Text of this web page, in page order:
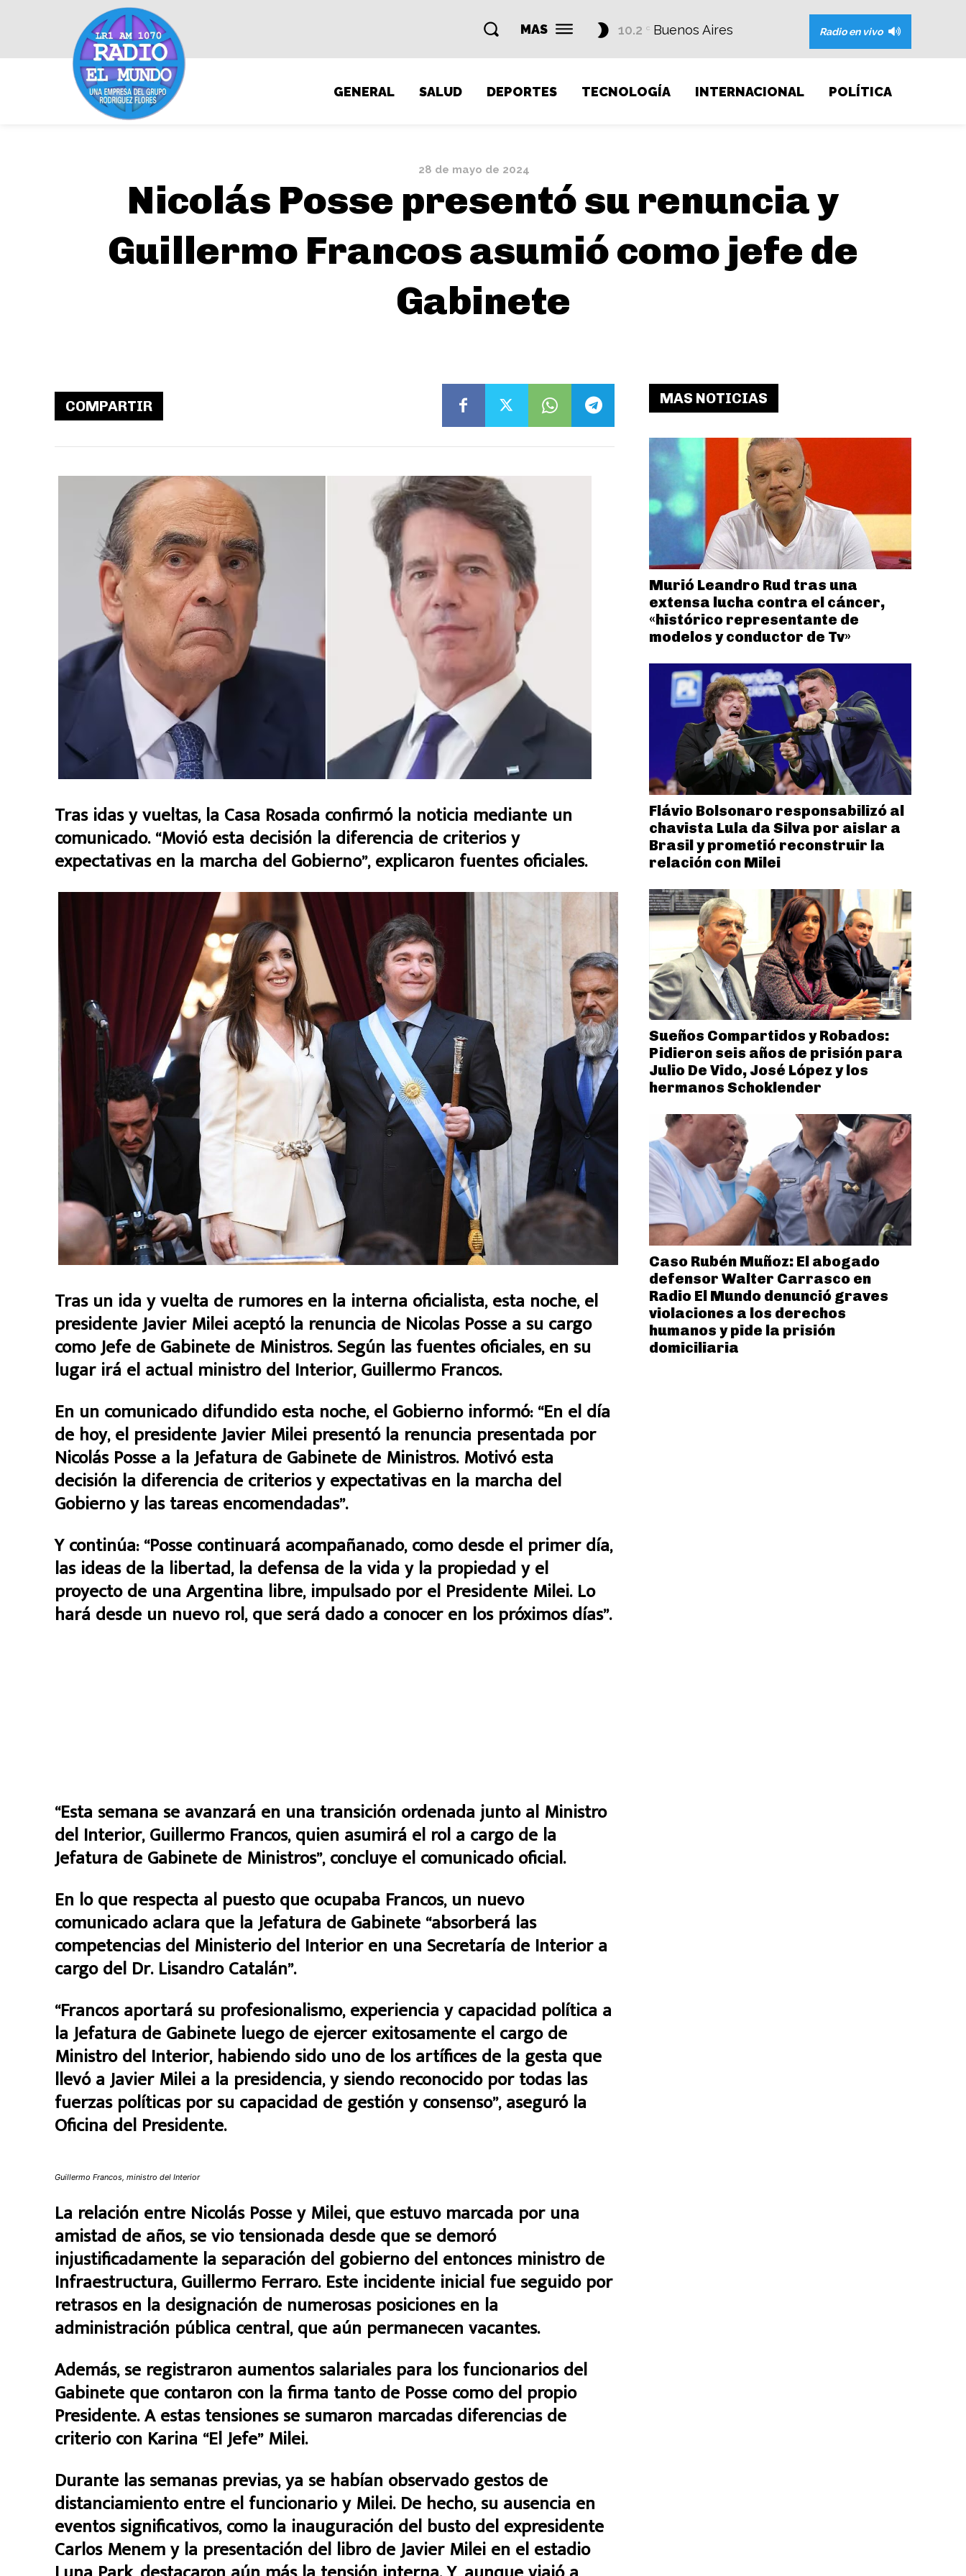
MAS 10.2 C Buenos Aires Radio en vivo
GENERAL SALUD DEPORTES TECNOLOGÍA INTERNACIONAL POLÍTICA
28 de mayo de 2024
Nicolás Posse presentó su renuncia y
Guillermo Francos asumió como jefe de
Gabinete
COMPARTIR
Tras idas y vueltas, la Casa Rosada confirmó la noticia mediante un
comunicado. “Movió esta decisión la diferencia de criterios y
expectativas en la marcha del Gobierno”, explicaron fuentes oficiales.
Tras un ida y vuelta de rumores en la interna oficialista, esta noche, el
presidente Javier Milei aceptó la renuncia de Nicolas Posse a su cargo
como Jefe de Gabinete de Ministros. Según las fuentes oficiales, en su
lugar irá el actual ministro del Interior, Guillermo Francos.
En un comunicado difundido esta noche, el Gobierno informó: “En el día
de hoy, el presidente Javier Milei presentó la renuncia presentada por
Nicolás Posse a la Jefatura de Gabinete de Ministros. Motivó esta
decisión la diferencia de criterios y expectativas en la marcha del
Gobierno y las tareas encomendadas”.
Y continúa: “Posse continuará acompañanado, como desde el primer día,
las ideas de la libertad, la defensa de la vida y la propiedad y el
proyecto de una Argentina libre, impulsado por el Presidente Milei. Lo
hará desde un nuevo rol, que será dado a conocer en los próximos días”.
“Esta semana se avanzará en una transición ordenada junto al Ministro
del Interior, Guillermo Francos, quien asumirá el rol a cargo de la
Jefatura de Gabinete de Ministros”, concluye el comunicado oficial.
En lo que respecta al puesto que ocupaba Francos, un nuevo
comunicado aclara que la Jefatura de Gabinete “absorberá las
competencias del Ministerio del Interior en una Secretaría de Interior a
cargo del Dr. Lisandro Catalán”.
“Francos aportará su profesionalismo, experiencia y capacidad política a
la Jefatura de Gabinete luego de ejercer exitosamente el cargo de
Ministro del Interior, habiendo sido uno de los artífices de la gesta que
llevó a Javier Milei a la presidencia, y siendo reconocido por todas las
fuerzas políticas por su capacidad de gestión y consenso”, aseguró la
Oficina del Presidente.
Guillermo Francos, ministro del Interior
La relación entre Nicolás Posse y Milei, que estuvo marcada por una
amistad de años, se vio tensionada desde que se demoró
injustificadamente la separación del gobierno del entonces ministro de
Infraestructura, Guillermo Ferraro. Este incidente inicial fue seguido por
retrasos en la designación de numerosas posiciones en la
administración pública central, que aún permanecen vacantes.
Además, se registraron aumentos salariales para los funcionarios del
Gabinete que contaron con la firma tanto de Posse como del propio
Presidente. A estas tensiones se sumaron marcadas diferencias de
criterio con Karina “El Jefe” Milei.
Durante las semanas previas, ya se habían observado gestos de
distanciamiento entre el funcionario y Milei. De hecho, su ausencia en
eventos significativos, como la inauguración del busto del expresidente
Carlos Menem y la presentación del libro de Javier Milei en el estadio
MAS NOTICIAS
Murió Leandro Rud tras una
extensa lucha contra el cáncer,
«histórico representante de
modelos y conductor de Tv»
Flávio Bolsonaro responsabilizó al
chavista Lula da Silva por aislar a
Brasil y prometió reconstruir la
relación con Milei
Sueños Compartidos y Robados:
Pidieron seis años de prisión para
Julio De Vido, José López y los
hermanos Schoklender
Caso Rubén Muñoz: El abogado
defensor Walter Carrasco en
Radio El Mundo denunció graves
violaciones a los derechos
humanos y pide la prisión
domiciliaria